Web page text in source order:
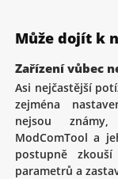
Může dojít k
Zařízení vůbec
Asi nejčastější
zejména
nejsou
ModComTool a
postupně zkouší
parametrů a